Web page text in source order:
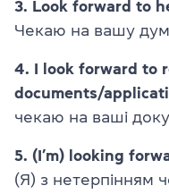
3. Look forward to
Чекаю на вашу
4. I look forward to
documents/
чекаю на ваші
5. (I’m) looking
(Я) з нетерпінням